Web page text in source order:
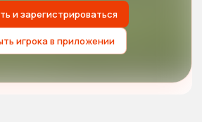
и зарегистрироваться
игрока в приложении